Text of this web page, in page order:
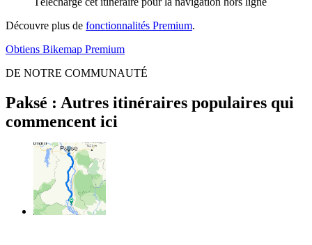
Découvre plus de fonctionnalités Premium.
Obtiens Bikemap Premium
DE NOTRE COMMUNAUTÉ
Paksé : Autres itinéraires populaires qui
commencent ici